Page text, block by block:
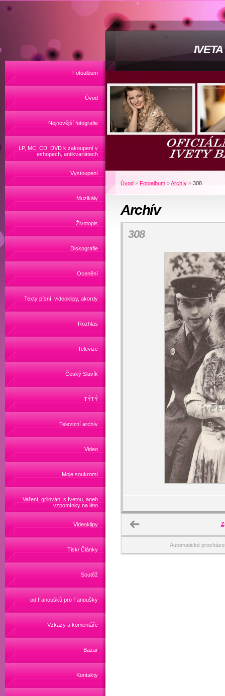
Fotoalbum
Úvod
Nejnovější fotografie
LP, MC, CD, DVD k zakoupení v
eshopech, antikvariátech
Vystoupení
Muzikály
Životopis
Diskografie
Ocenění
Texty písní, videoklipy, akordy
Rozhlas
Televize
Český Slavík
TÝTÝ
Televizní archív
Video
Moje soukromí
Vaření, grilování s Ivetou, aneb
vzpomínky na léto
Videoklipy
Tisk/ Články
Soutěž
od Fanoušků pro Fanoušky
Vzkazy a komentáře
Bazar
Kontakty
Úvod » Fotoalbum »Archív » 308
Archív
308
Automatické